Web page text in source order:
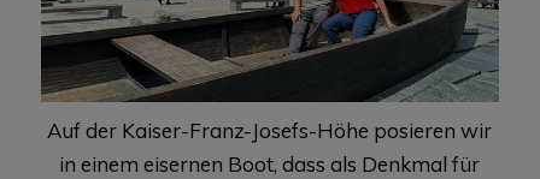
Auf der Kaiser-Franz-Josefs-Höhe posieren wir
in einem eisernen Boot, dass als Denkmal für